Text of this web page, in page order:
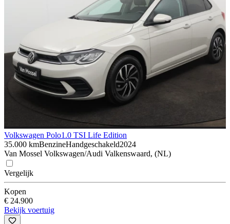
Volkswagen Polo1.0 TSI Life Edition
35.000 kmBenzineHandgeschakeld2024
Van Mossel Volkswagen/Audi Valkenswaard, (NL)
Vergelijk
Kopen
€ 24.900
Bekijk voertuig